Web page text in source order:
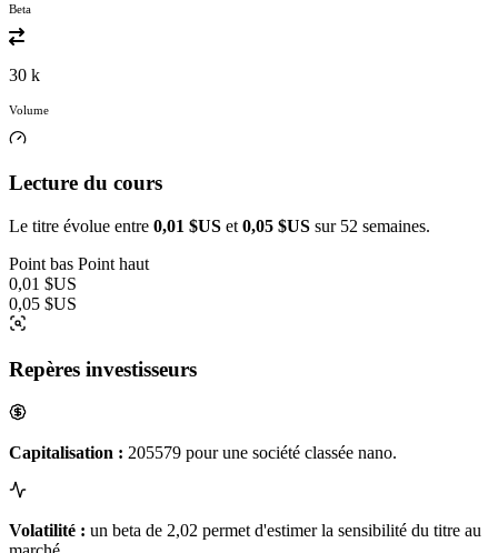
Beta
30 k
Volume
Lecture du cours
Le titre évolue entre 0,01 $US et 0,05 $US sur 52 semaines.
Point bas Point haut
0,01 $US
0,05 $US
Repères investisseurs
Capitalisation : 205579 pour une société classée nano.
Volatilité : un beta de 2,02 permet d'estimer la sensibilité du titre au